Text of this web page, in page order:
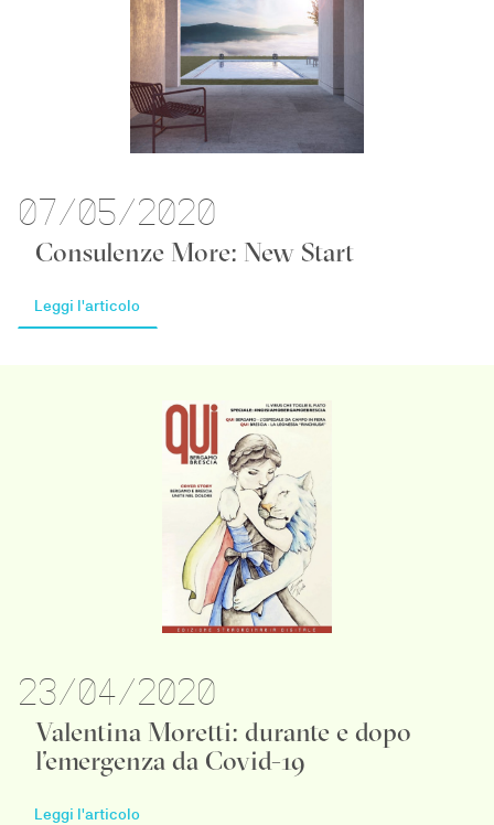
07/05/2020
Consulenze More: New Start
Leggi l'articolo
23/04/2020
Valentina Moretti: durante e dopo
l’emergenza da Covid-19
Leggi l'articolo